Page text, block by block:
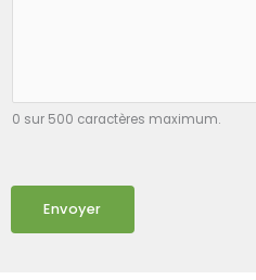
0 sur 500 caractères maximum.
Envoyer